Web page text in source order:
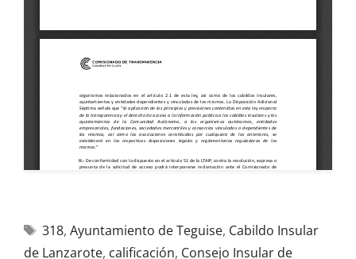
318, Ayuntamiento de Teguise, Cabildo Insular
de Lanzarote, calificación, Consejo Insular de